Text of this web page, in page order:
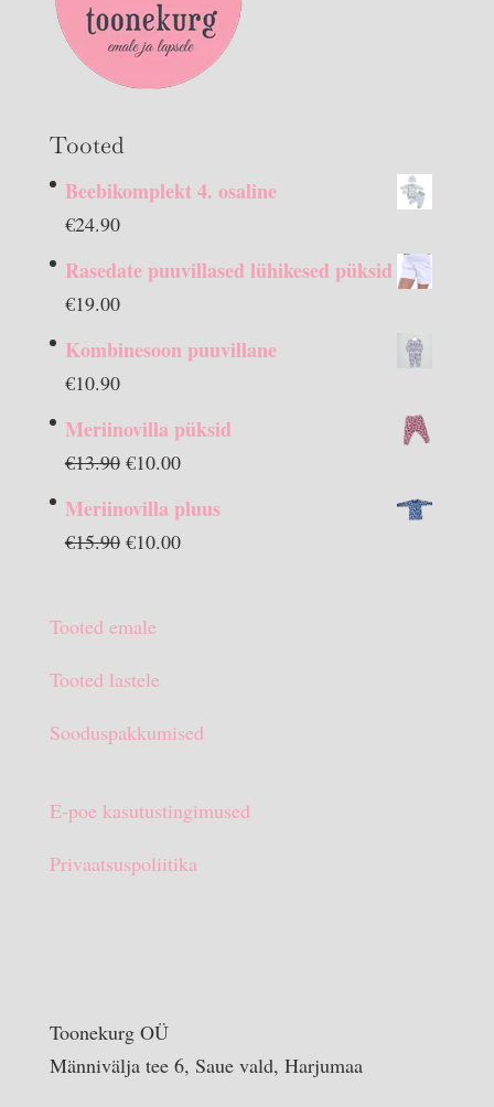
Tooted
Beebikomplekt 4. osaline
€24.90
Rasedate puuvillased lühikesed püksid
€19.00
Kombinesoon puuvillane
€10.90
Meriinovilla püksid
€13.90 Algne
€10.00Praegune
on:
Meriinovilla pluus
€15.90 Algne
€15.90.
€10.00Praegune
Tooted emale
Tooted lastele
Sooduspakkumised
E-poe kasutustingimused
Privaatsuspoliitika
Toonekurg OÜ
Männivälja tee 6, Saue vald, Harjumaa